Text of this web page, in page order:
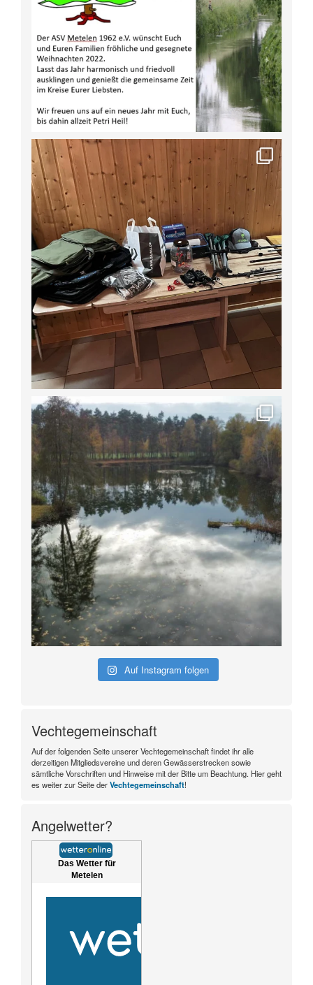
Auf Instagram folgen
Vechtegemeinschaft
Auf der folgenden Seite unserer Vechtegemeinschaft findet ihr alle
derzeitigen Mitgliedsvereine und deren Gewässerstrecken sowie
sämtliche Vorschriften und Hinweise mit der Bitte um Beachtung. Hier geht
es weiter zur Seite derVechtegemeinschaft!
Angelwetter?
Das Wetter für
Metelen